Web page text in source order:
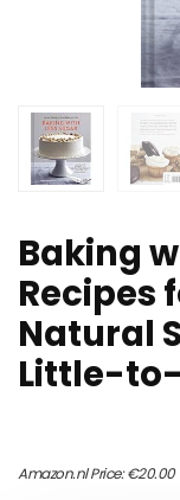
Baking
Recipes
Natural
Little-
Amazon.nl Price:€20.00